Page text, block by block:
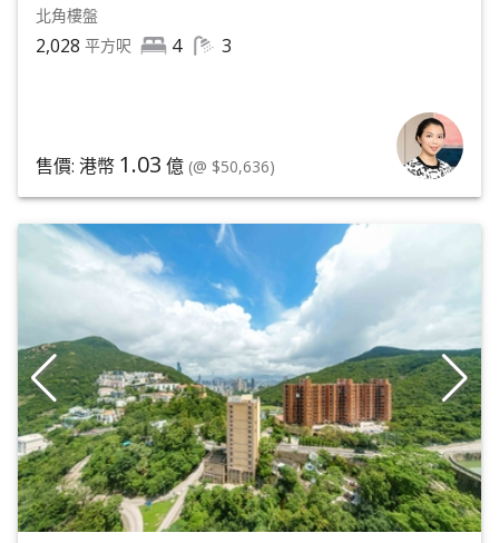
北角樓盤
2,028 平方呎 4 3
售價: 港幣 1.03 億 (@ $50,636)